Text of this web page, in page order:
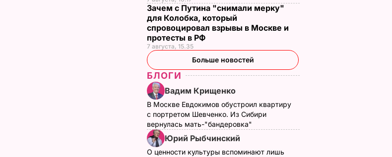
Зачем с Путина "снимали мерку"
для Колобка, который
спровоцировал взрывы в Москве и
протесты в РФ
7 августа, 15.35
Больше новостей
БЛОГИ
Вадим Крищенко
В Москве Евдокимов обустроил квартиру
с портретом Шевченко. Из Сибири
вернулась мать-"бандеровка"
Юрий Рыбчинский
О ценности культуры вспоминают лишь